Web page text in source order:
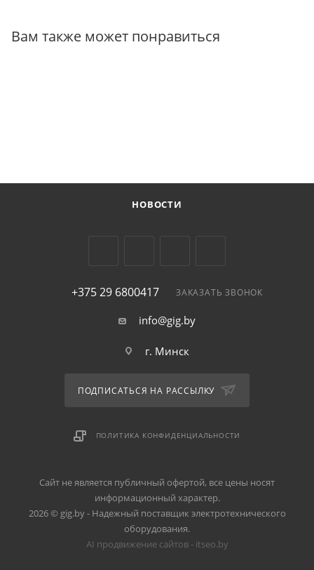
Вам также может понравиться
НОВОСТИ
+375 29 6800417 ЗАКАЗАТЬ ЗВОНОК
info@gig.by
г. Минск
ПОДПИСАТЬСЯ НА РАССЫЛКУ
ПОЛИТИКА КОНФИДЕНЦИАЛЬНОСТИ
Сайт не является публичный офертой, все цены носят
информационный характер.
2026 © gig.by - Надежный поставщик электротехнического
оборудования.
AI продвижение сайтов - itseo.by